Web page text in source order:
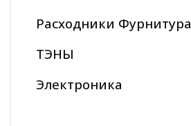
Расходники Фурнитура
ТЭНЫ
Электроника